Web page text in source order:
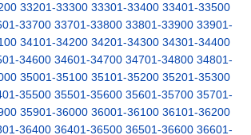
33201-33300 33301-33400 33401-33500
33700 33701-33800 33801-33900 33901-
34101-34200 34201-34300 34301-34400
34600 34601-34700 34701-34800 34801-
35001-35100 35101-35200 35201-35300
35500 35501-35600 35601-35700 35701-
35901-36000 36001-36100 36101-36200
36400 36401-36500 36501-36600 36601-